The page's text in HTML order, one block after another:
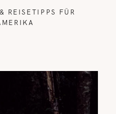
REISETIPPS FÜR